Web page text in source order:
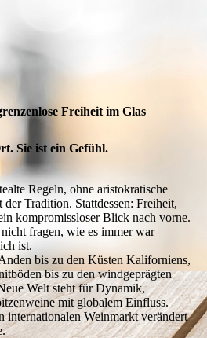
Freiheit im Glas
Sie ist ein Gefühl.
Regeln, ohne aristokratische
Tradition. Stattdessen: Freiheit,
kompromissloser Blick nach vorne.
fragen, wie es immer war –
ist.
bis zu den Küsten Kaliforniens,
bis zu den windgeprägten
Welt steht für Dynamik,
mit globalem Einfluss.
internationalen Weinmarkt verändert